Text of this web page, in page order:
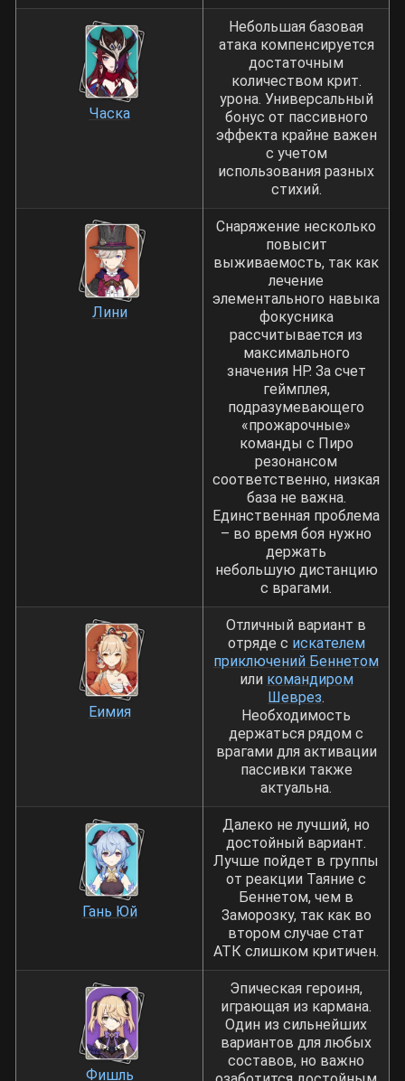
Часка
Небольшая базовая
атака компенсируется
достаточным
количеством крит.
урона. Универсальный
бонус от пассивного
эффекта крайне важен
с учетом
использования разных
стихий.
Лини
Снаряжение несколько
повысит
выживаемость, так как
лечение
элементального навыка
фокусника
рассчитывается из
максимального
значения HP. За счет
геймплея,
подразумевающего
«прожарочные»
команды с Пиро
резонансом
соответственно, низкая
база не важна.
Единственная проблема
­– во время боя нужно
держать
небольшую дистанцию
с врагами.
Еимия
Отличный вариант в
отряде с искателем
приключений Беннетом
или командиром
Шеврез.
Необходимость
держаться рядом с
врагами для активации
пассивки также
актуальна.
Гань Юй
Далеко не лучший, но
достойный вариант.
Лучше пойдет в группы
от реакции Таяние с
Беннетом, чем в
Заморозку, так как во
втором случае стат
АТК слишком критичен.
Фишль
Эпическая героиня,
играющая из кармана.
Один из сильнейших
вариантов для любых
составов, но важно